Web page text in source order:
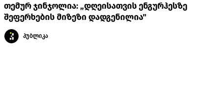
თემურ ჯინჯოლია: „დღეისათვის ენგურჰესზე
შეფერხების მიზეზი დადგენილია"
პუბლიკა